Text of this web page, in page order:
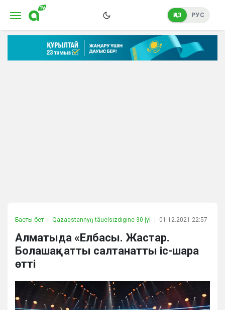
ҚАЗ РУС
Басты бет Qazaqstannyŋ täuelsızdıgıne 30 jyl 01.12.2021 22:57
Алматыда «Елбасы. Жастар.
Болашақ» атты салтанатты іс-шара
өтті